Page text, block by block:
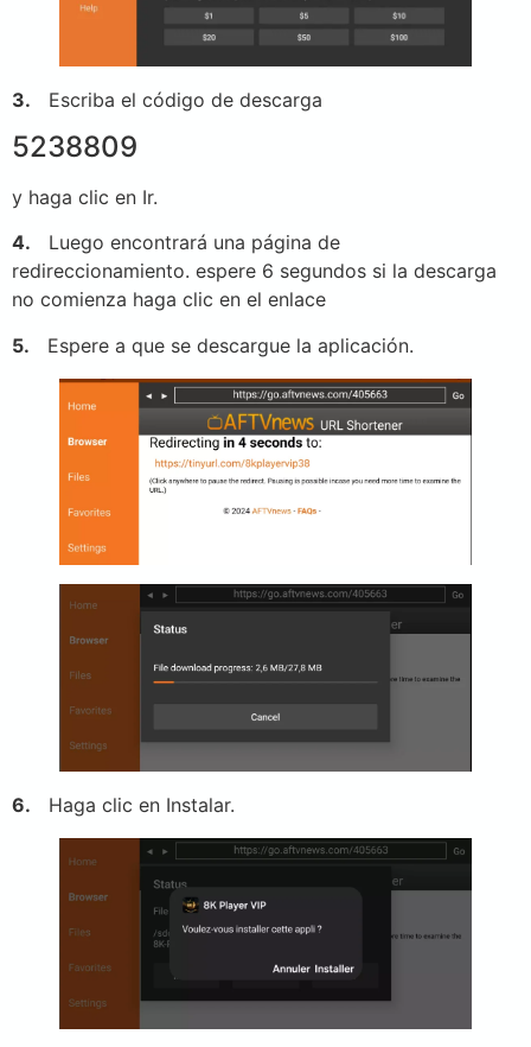
3. Escriba el código de descarga
5238809
y haga clic en Ir.
4. Luego encontrará una página de
redireccionamiento. espere 6 segundos si la descarga
no comienza haga clic en el enlace
5. Espere a que se descargue la aplicación.
6. Haga clic en Instalar.